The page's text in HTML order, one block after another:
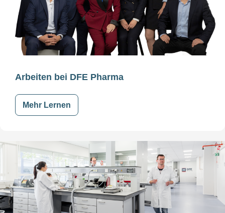
Arbeiten bei DFE Pharma
Mehr Lernen